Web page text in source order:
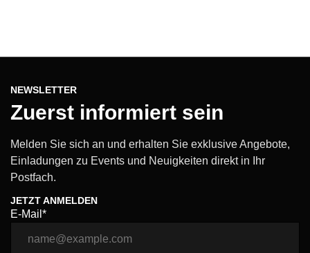
NEWSLETTER
Zuerst informiert sein
Melden Sie sich an und erhalten Sie exklusive Angebote,
Einladungen zu Events und Neuigkeiten direkt in Ihr
Postfach.
JETZT ANMELDEN
E-Mail*